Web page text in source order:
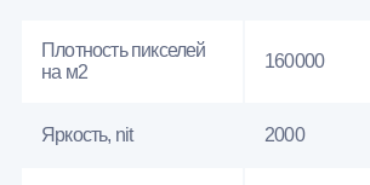
Плотность пикселей
на м2
160000
Яркость, nit 2000